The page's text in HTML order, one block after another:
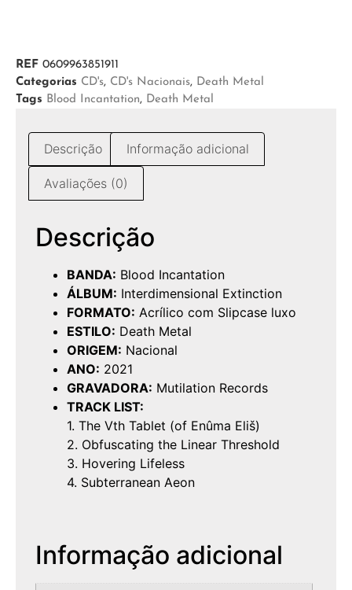
REF 0609963851911
Categorias CD's, CD's Nacionais, Death Metal
Tags Blood Incantation, Death Metal
Descrição Informação adicional
Avaliações (0)
Descrição
BANDA: Blood Incantation
ÁLBUM: Interdimensional Extinction
FORMATO: Acrílico com Slipcase luxo
ESTILO: Death Metal
ORIGEM: Nacional
ANO: 2021
GRAVADORA: Mutilation Records
TRACK LIST:
1. The Vth Tablet (of Enûma Eliš)
2. Obfuscating the Linear Threshold
3. Hovering Lifeless
4. Subterranean Aeon
Informação adicional